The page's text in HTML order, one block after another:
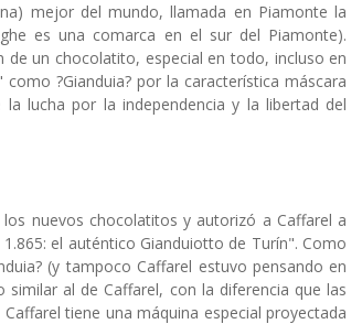
mejor del mundo, llamada en Piamonte la
es una comarca en el sur del Piamonte).
un chocolatito, especial en todo, incluso en
?Gianduia? por la característica máscara
lucha por la independencia y la libertad del
nuevos chocolatitos y autorizó a Caffarel a
el auténtico Gianduiotto de Turín". Como
(y tampoco Caffarel estuvo pensando en
al de Caffarel, con la diferencia que las
tiene una máquina especial proyectada